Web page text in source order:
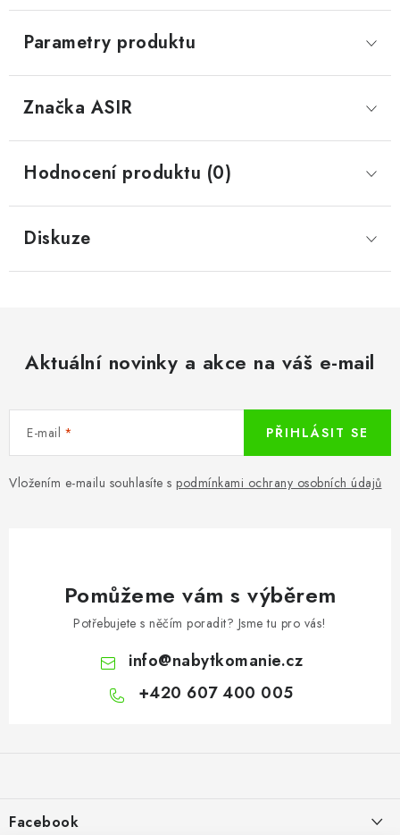
Parametry produktu
Značka ASIR
Hodnocení produktu (0)
Diskuze
Aktuální novinky a akce na váš e-mail
E-mail
Vložením e-mailu souhlasíte s podmínkami ochrany osobních údajů
PŘIHLÁSIT SE
Pomůžeme vám s výběrem
Potřebujete s něčím poradit? Jsme tu pro vás!
info@nabytkomanie.cz
+420 607 400 005
aFacebook